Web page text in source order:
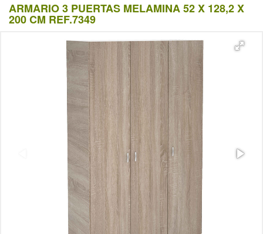
ARMARIO 3 PUERTAS MELAMINA 52 X 128,2 X
200 CM REF.7349